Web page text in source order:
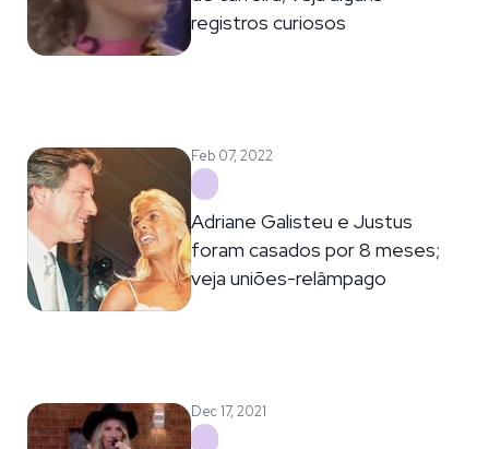
registros curiosos
Feb 07, 2022
Adriane Galisteu e Justus
foram casados por 8 meses;
veja uniões-relâmpago
Dec 17, 2021